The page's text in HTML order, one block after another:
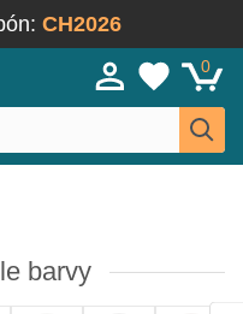
CH2026
0
barvy